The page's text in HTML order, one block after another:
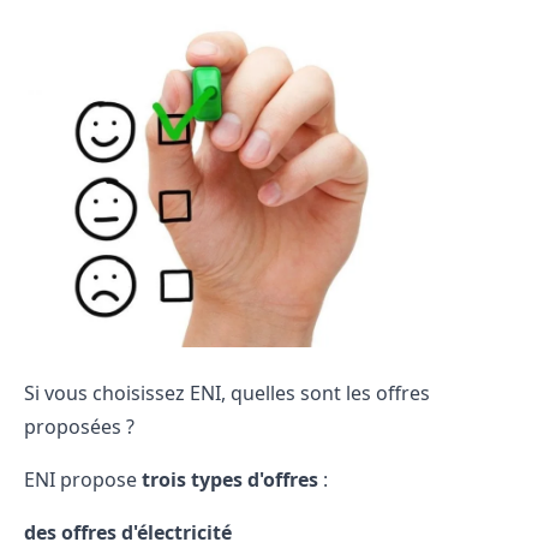
Si vous choisissez ENI, quelles sont les offres
proposées ?
ENI proposetrois types d'offres :
des offres d'électricité